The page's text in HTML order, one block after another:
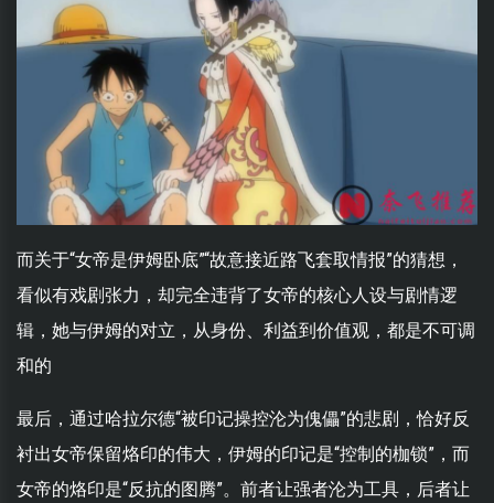
而关于“女帝是伊姆卧底”“故意接近路飞套取情报”的猜想，
看似有戏剧张力，却完全违背了女帝的核心人设与剧情逻
辑，她与伊姆的对立，从身份、利益到价值观，都是不可调
和的
最后，通过哈拉尔德“被印记操控沦为傀儡”的悲剧，恰好反
衬出女帝保留烙印的伟大，伊姆的印记是“控制的枷锁”，而
女帝的烙印是“反抗的图腾”。前者让强者沦为工具，后者让